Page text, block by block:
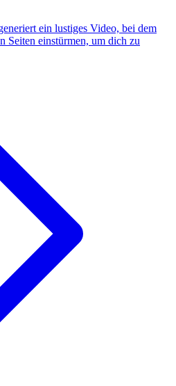
ein lustiges Video, bei dem
Seiten einstürmen, um dich zu